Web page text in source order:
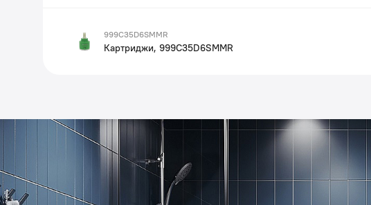
999C35D6SMMR
Картриджи, 999C35D6SMMR